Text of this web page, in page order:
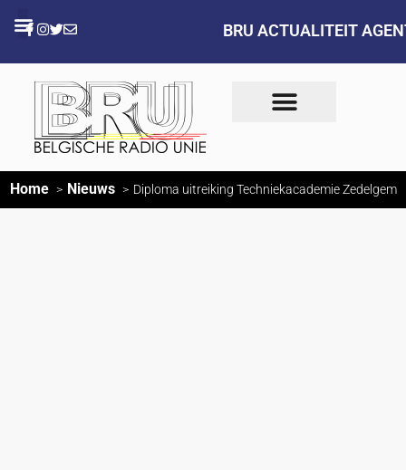
BRU ACTUALITEIT
Home Nieuws Diploma uitreiking Techniekacademie Zedelgem